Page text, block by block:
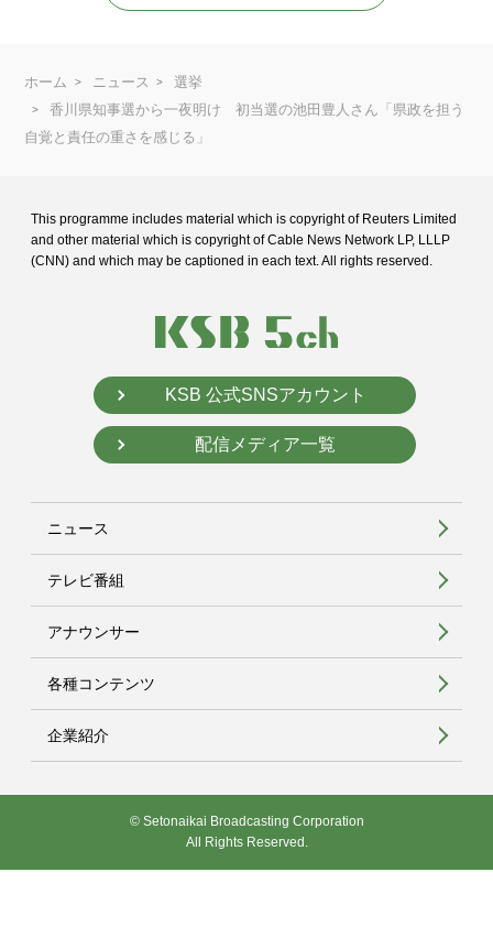
ホーム ニュース
選挙
香川県知事選から一夜明け 初当選の池田豊人さん「県政を担う
自覚と責任の重さを感じる」
This programme includes material which is copyright of Reuters Limited
and other material which is copyright of Cable News Network LP, LLLP
(CNN) and which may be captioned in each text. All rights reserved.
KSB 公式SNSアカウント
配信メディア一覧
ニュース
テレビ番組
アナウンサー
各種コンテンツ
企業紹介
© Setonaikai Broadcasting Corporation
All Rights Reserved.